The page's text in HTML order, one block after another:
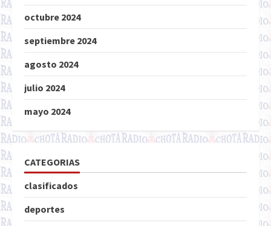
octubre 2024
septiembre 2024
agosto 2024
julio 2024
mayo 2024
CATEGORIAS
clasificados
deportes